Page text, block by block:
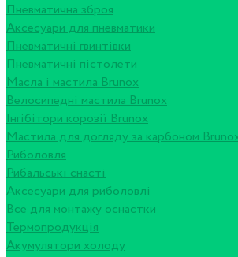
Пневматична зброя
Аксесуари для пневматики
Пневматичні гвинтівки
Пневматичні пістолети
Масла і мастила Brunox
Велосипедні мастила Brunox
Інгібітори корозії Brunox
Мастила для догляду за карбоном
Риболовля
Рибальські снасті
Аксесуари для риболовлі
Все для монтажу оснастки
Термопродукція
Акумулятори холоду